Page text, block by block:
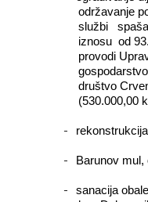
održavanje
službi
iznosu od
provodi
društvo
(530.000,00
-
- Barunov mul,
-
sanacija